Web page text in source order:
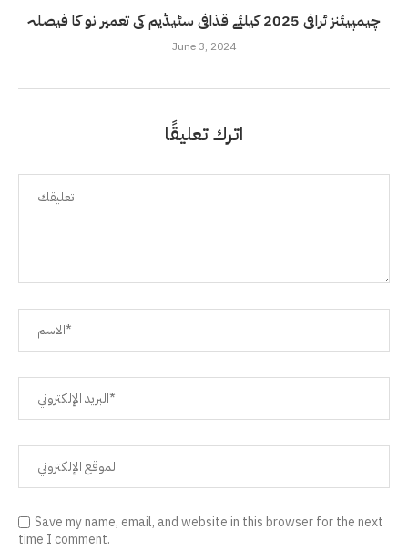
چیمپیئنز ٹرافی 2025 کیلئے قذافی سٹیڈیم کی تعمیر نو کا فیصلہ
June 3, 2024
اترك تعليقًا
Save my name, email, and website in this browser for the next
time I comment.